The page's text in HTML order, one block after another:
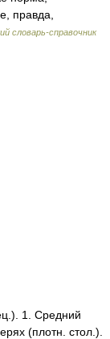
правда,
словарь-справочник
1. Средний
(плотн. стол.).